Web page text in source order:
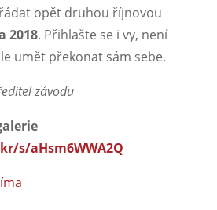
opět druhou říjnovou
2018. Přihlašte se i vy, není
umět překonat sám sebe.
závodu
s/aHsm6WWA2Q